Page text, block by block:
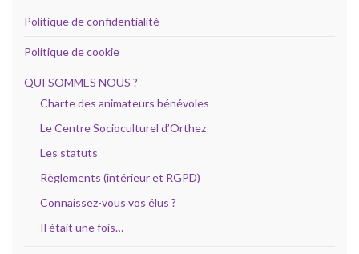
Politique de confidentialité
Politique de cookie
QUI SOMMES NOUS ?
Charte des animateurs bénévoles
Le Centre Socioculturel d’Orthez
Les statuts
Règlements (intérieur et RGPD)
Connaissez-vous vos élus ?
Il était une fois…